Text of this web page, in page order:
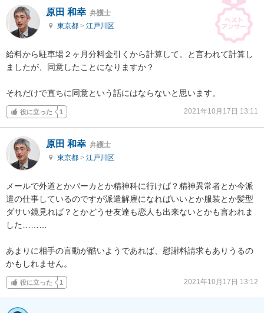
原田 和幸 弁護士
東京都 > 江戸川区
給料から駐車場２ヶ月分料金引くから計算して。と言われて計算し
ましたが、同意したことになりますか？
それだけで直ちに同意という話にはならないと思います。
役に立った 1 2021年10月17日 13:11
原田 和幸 弁護士
東京都 > 江戸川区
メールで外道とかバーカとか精神科に行けば？精神異常者とか今派
遣の仕事しているのですが派遣解雇になればいいとか服装とか髪型
ダサい鏡見れば？とかどうせ友達も恋人も出来ないとかも言われま
した………
あまりに相手の言動が酷いようであれば、慰謝料請求もありうるの
かもしれません。
役に立った 1 2021年10月17日 13:12